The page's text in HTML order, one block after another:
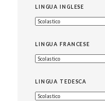
LINGUA INGLESE
LINGUA FRANCESE
LINGUA TEDESCA